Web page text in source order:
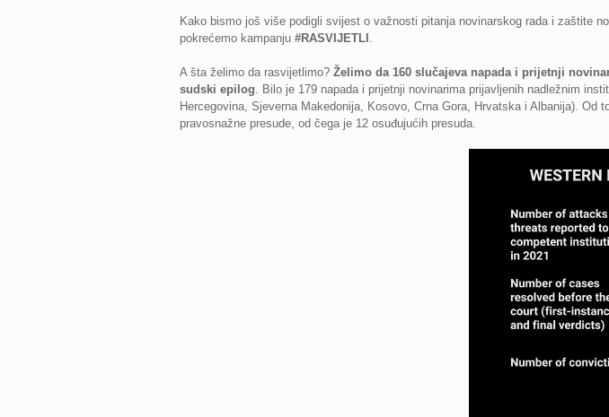
Kako bismo još više podigli svijest o važnosti pitanja novinarskog rada i zaštite
pokrećemo kampanju #RASVIJETLI .
A šta želimo da rasvijetlimo? Želimo da 160 slučajeva napada i prijetnji
sudski epilog. Bilo je 179 napada i prijetnji novinarima prijavljenih nadležnim
Hercegovina, Sjeverna Makedonija, Kosovo, Crna Gora, Hrvatska i Albanija).
pravosnažne presude, od čega je 12 osuđujućih presuda.